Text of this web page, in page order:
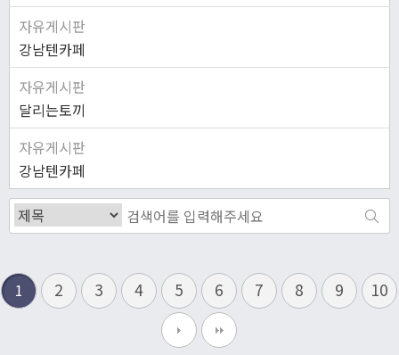
자유게시판
강남텐카페
자유게시판
달리는토끼
자유게시판
강남텐카페
1 2 3 4 5 6 7 8 9 10